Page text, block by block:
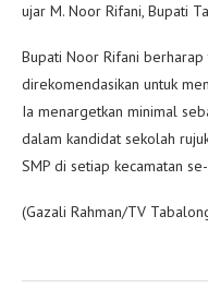
ujar M. Noor Rifani, Bupati
Bupati Noor Rifani
direkomendasikan untuk
Ia menargetkan minimal
dalam kandidat sekolah
SMP di setiap kecamatan
(Gazali Rahman/TV